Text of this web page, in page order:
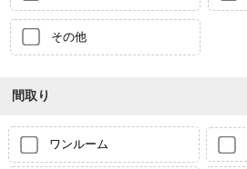
その他
間取り
ワンルーム